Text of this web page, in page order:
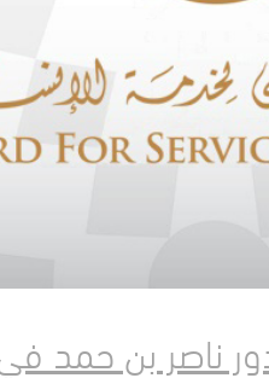
ناصر بن حمد